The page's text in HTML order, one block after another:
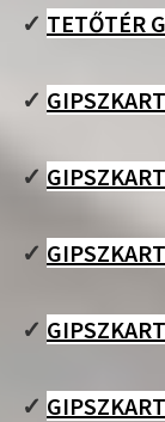
✓ TETŐTÉR
✓
✓
✓
✓
✓